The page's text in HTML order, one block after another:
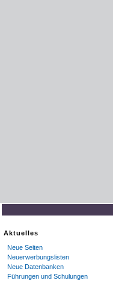
Aktuelles
Neue Seiten
Neuerwerbungslisten
Neue Datenbanken
Führungen und Schulungen